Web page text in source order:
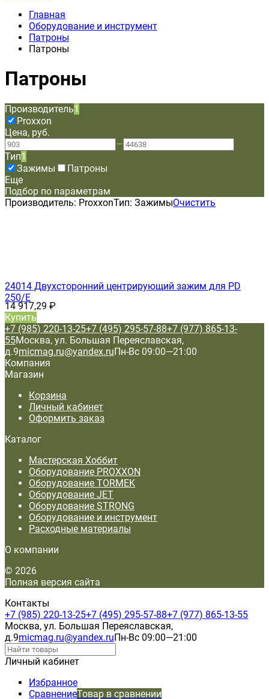
Главная
Оборудование и инструмент
Патроны
Патроны
Патроны
Производитель1
Proxxon
Цена, руб.
—
Тип1
Зажимы
Патроны
Еще
Подбор по параметрам
Производитель: ProxxonТип: ЗажимыОчистить
24014 Двухсторонний центрирующий зажим для PD
250/E
14 917,29 ₽
Купить
+7 (985) 220-13-25+7 (495) 295-57-88+7 (977) 865-13-
55Москва, ул. Большая Переяславская,
д.9micmag.ru@yandex.ruПн-Вс 09:00—21:00
Компания
Магазин
Корзина
Личный кабинет
Оформить заказ
Каталог
Мастерская Хоббит
Оборудование PROXXON
Оборудование TORMEK
Оборудование JET
Оборудование STRONG
Оборудование и инструмент
Расходные материалы
О компании
© 2026
Полная версия сайта
Контакты
+7 (985) 220-13-25+7 (495) 295-57-88+7 (977) 865-13-55
Москва, ул. Большая Переяславская,
д.9micmag.ru@yandex.ruПн-Вс 09:00—21:00
Личный кабинет
Избранное
СравнениеТовар в сравнении